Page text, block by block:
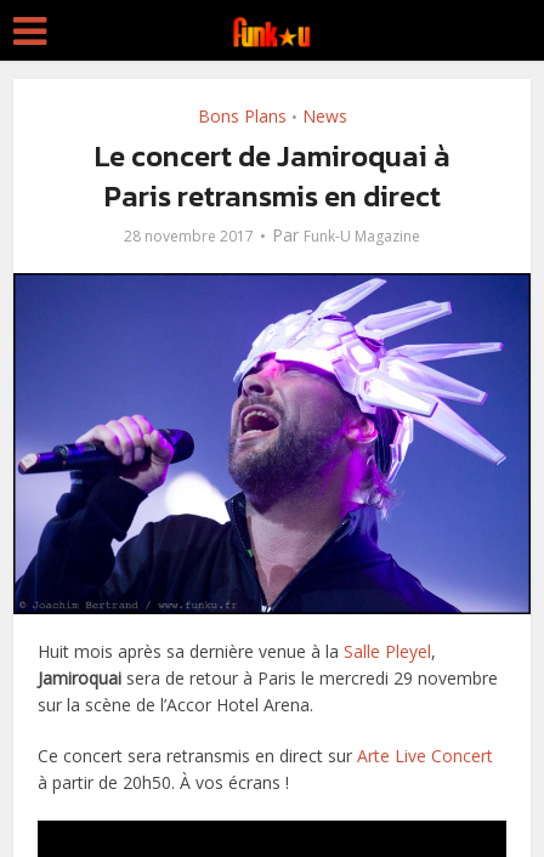
Bons Plans • News
Le concert de Jamiroquai à
Paris retransmis en direct
28 novembre 2017 Par Funk-U Magazine
Huit mois après sa dernière venue à laSalle Pleyel,
Jamiroquai sera de retour à Paris le mercredi 29 novembre
sur la scène de l’Accor Hotel Arena.
Ce concert sera retransmis en direct surArte Live Concert
à partir de 20h50. À vos écrans !